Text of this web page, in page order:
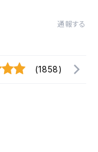
通報する
(1858)